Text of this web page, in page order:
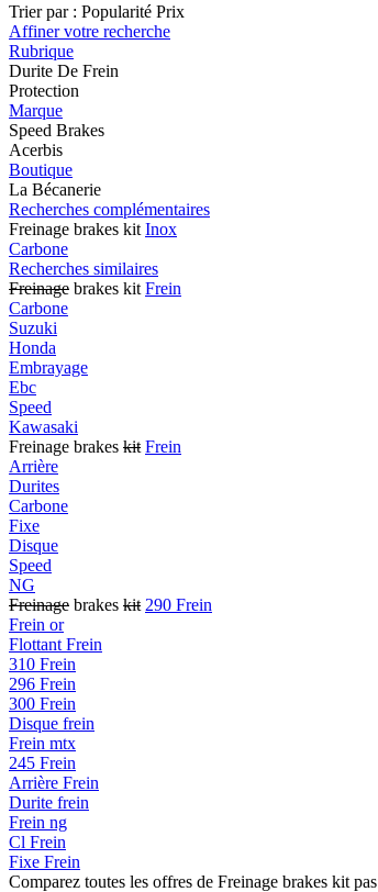
Trier par : Popularité Prix
Affiner votre recherche
Rubrique
Durite De Frein
Protection
Marque
Speed Brakes
Acerbis
Boutique
La Bécanerie
Recherches complémentaires
Freinage brakes kit Inox
Carbone
Recherches similaires
Freinage brakes kit Frein
Carbone
Suzuki
Honda
Embrayage
Ebc
Speed
Kawasaki
Freinage brakes kit Frein
Arrière
Durites
Carbone
Fixe
Disque
Speed
NG
Freinage brakes kit 290 Frein
Frein or
Flottant Frein
310 Frein
296 Frein
300 Frein
Disque frein
Frein mtx
245 Frein
Arrière Frein
Durite frein
Frein ng
Cl Frein
Fixe Frein
Comparez toutes les offres de Freinage brakes kit